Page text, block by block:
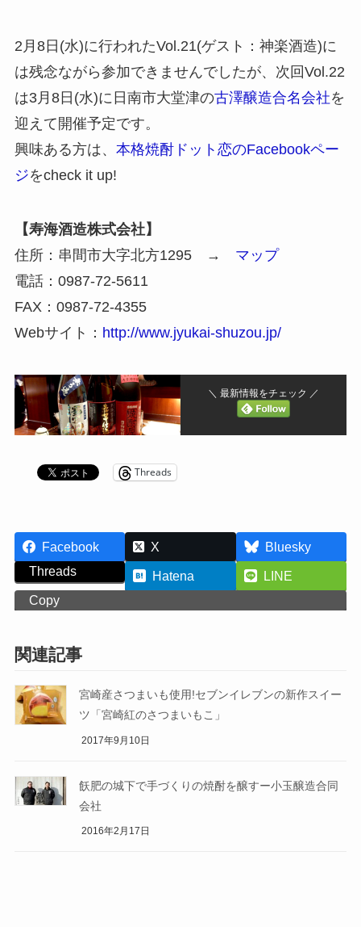
2月8日(水)に行われたVol.21(ゲスト：神楽酒造)に
は残念ながら参加できませんでしたが、次回Vol.22
は3月8日(水)に日南市大堂津の古澤醸造合名会社を
迎えて開催予定です。
興味ある方は、 本格焼酎ドット恋のFacebookペー
ジをcheck it up!
【寿海酒造株式会社】
住所：串間市大字北方1295 → マップ
電話：0987-72-5611
FAX：0987-72-4355
Webサイト： http://www.jyukai-shuzou.jp/
＼ 最新情報をチェック ／
Threads
Facebook X
Bluesky
Threads
Hatena
LINE
Copy
関連記事
宮崎産さつまいも使用!セブンイレブンの新作スイー
ツ「宮崎紅のさつまいもこ」
2017年9月10日
飫肥の城下で手づくりの焼酎を醸すー小玉醸造合同
会社
2016年2月17日